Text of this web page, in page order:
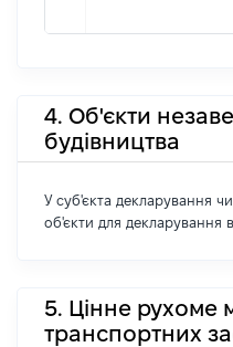
4. Об'єкти
будівництва
У суб'єкта декларування чи
об'єкти для декларування
5. Цінне рухоме
транспортних